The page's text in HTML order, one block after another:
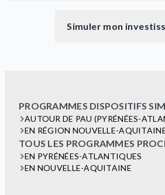
Simuler mon
PROGRAMMES DISPOSITIFS
AUTOUR DE PAU (PYRÉNÉES-
EN RÉGION NOUVELLE-
TOUS LES PROGRAMMES
EN PYRÉNÉES-ATLANTIQUES
EN NOUVELLE-AQUITAINE